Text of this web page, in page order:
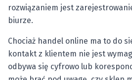
rozwiązaniem jest
biurze.
Chociaż handel online ma to do
kontakt z klientem nie jest
odbywa się cyfrowo lub